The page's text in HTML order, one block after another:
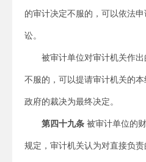
的审计决定不服的，可以依法
讼。
被审计单位对审计机关作
不服的，可以提请审计机关的
政府的裁决为最终决定。
第四十九条 被审计单位的
规定，审计机关认为对直接负